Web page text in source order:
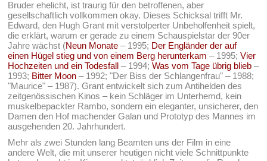
Bruder ehelicht, ist traurig für den betroffenen, aber
gesellschaftlich vollkommen okay. Dieses Schicksal trifft Mr.
Edward, den Hugh Grant mit verstolperter Unbeholfenheit spielt,
die erklärt, warum er gerade zu einem Schauspielstar der 90er
Jahre wächst (Neun Monate – 1995; Der Engländer der auf
einen Hügel stieg und von einem Berg herunterkam – 1995;Vier
Hochzeiten und ein Todesfall – 1994;Was vom Tage übrig blieb –
1993; Bitter Moon – 1992; "Der Biss der Schlangenfrau" – 1988;
"Maurice" – 1987). Grant entwickelt sich zum Antihelden des
zeitgenössischen Kinos – kein Schläger im Unterhemd, kein
muskelbepackter Rambo, sondern ein eleganter, unsicherer, den
Damen den Hof machender Galan und Prototyp des Mannes im
ausgehenden 20. Jahrhundert.
Mehr als zwei Stunden lang Beamten uns der Film in eine
andere Welt, die mit unserer heutigen nicht viele Schnittpunkte